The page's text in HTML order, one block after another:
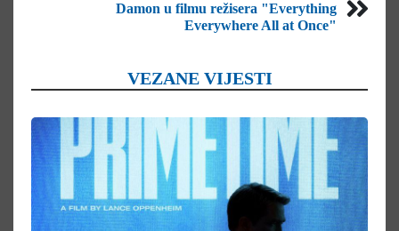
Damon u filmu režisera "Everything
Everywhere All at Once"
VEZANE VIJESTI